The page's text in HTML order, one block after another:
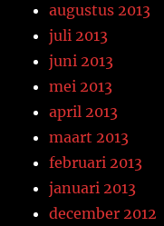
augustus 2013
juli 2013
juni 2013
mei 2013
april 2013
maart 2013
februari 2013
januari 2013
december 2012